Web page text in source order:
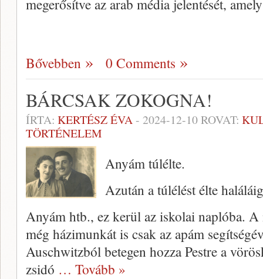
megerősítve az arab média jelentését,
Bővebben 0 Comments
BÁRCSAK ZOKOGNA!
ÍRTA: KERTÉSZ ÉVA- 2024-12-10ROVAT:
TÖRTÉNELEM
Anyám túlélte.
Azután a túlélést élte
Anyám htb., ez kerül az iskolai naplóba. A
még házimunkát is csak az apám
Auschwitzból betegen hozza Pestre a
zsidó … Tovább »